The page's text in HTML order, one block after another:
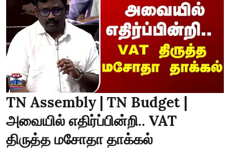
TN Assembly | TN Budget |
அவையில் எதிர்ப்பின்றி.. VAT
திருத்த மசோதா தாக்கல்